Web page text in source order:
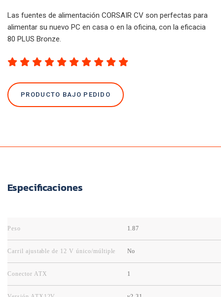
Las fuentes de alimentación CORSAIR CV son perfectas para
alimentar su nuevo PC en casa o en la oficina, con la eficacia
80 PLUS Bronze.
PRODUCTO BAJO PEDIDO
Especificaciones
Peso 1.87
Carril ajustable de 12 V único/múltiple No
Conector ATX 1